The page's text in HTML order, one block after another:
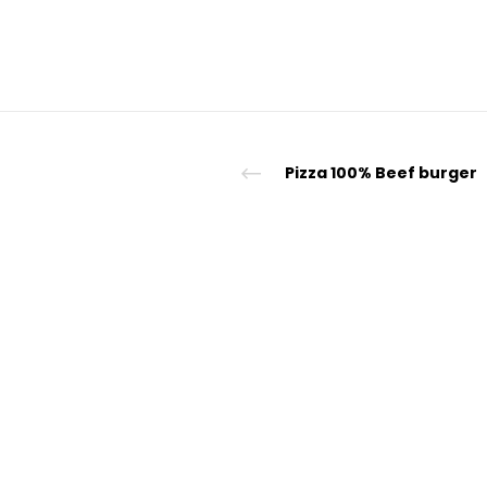
Pizza 100% Beef burger